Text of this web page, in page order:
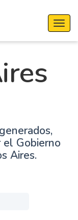
el Gobierno
Aires.